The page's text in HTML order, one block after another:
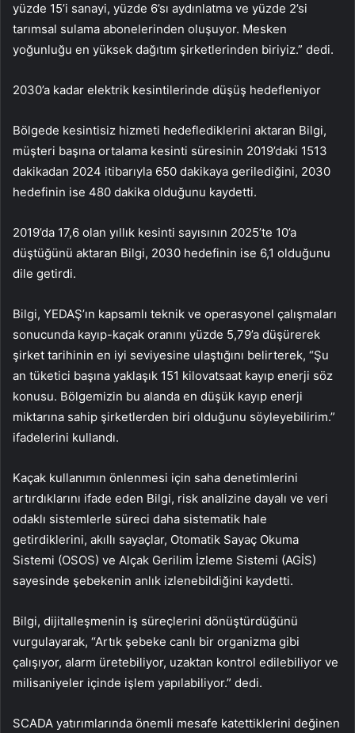
yüzde 15’i sanayi, yüzde 6’sı aydınlatma ve yüzde 2’si
tarımsal sulama abonelerinden oluşuyor. Mesken
yoğunluğu en yüksek dağıtım şirketlerinden biriyiz.” dedi.
2030’a kadar elektrik kesintilerinde düşüş hedefleniyor
Bölgede kesintisiz hizmeti hedeflediklerini aktaran Bilgi,
müşteri başına ortalama kesinti süresinin 2019’daki 1513
dakikadan 2024 itibarıyla 650 dakikaya gerilediğini, 2030
hedefinin ise 480 dakika olduğunu kaydetti.
2019’da 17,6 olan yıllık kesinti sayısının 2025’te 10’a
düştüğünü aktaran Bilgi, 2030 hedefinin ise 6,1 olduğunu
dile getirdi.
Bilgi, YEDAŞ’ın kapsamlı teknik ve operasyonel çalışmaları
sonucunda kayıp-kaçak oranını yüzde 5,79’a düşürerek
şirket tarihinin en iyi seviyesine ulaştığını belirterek, “Şu
an tüketici başına yaklaşık 151 kilovatsaat kayıp enerji söz
konusu. Bölgemizin bu alanda en düşük kayıp enerji
miktarına sahip şirketlerden biri olduğunu söyleyebilirim.”
ifadelerini kullandı.
Kaçak kullanımın önlenmesi için saha denetimlerini
artırdıklarını ifade eden Bilgi, risk analizine dayalı ve veri
odaklı sistemlerle süreci daha sistematik hale
getirdiklerini, akıllı sayaçlar, Otomatik Sayaç Okuma
Sistemi (OSOS) ve Alçak Gerilim İzleme Sistemi (AGİS)
sayesinde şebekenin anlık izlenebildiğini kaydetti.
Bilgi, dijitalleşmenin iş süreçlerini dönüştürdüğünü
vurgulayarak, “Artık şebeke canlı bir organizma gibi
çalışıyor, alarm üretebiliyor, uzaktan kontrol edilebiliyor ve
milisaniyeler içinde işlem yapılabiliyor.” dedi.
SCADA yatırımlarında önemli mesafe katettiklerini değinen